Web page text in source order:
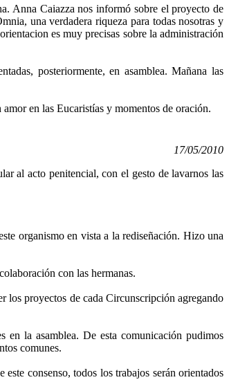
Anna Caiazza nos informó sobre el proyecto de
una verdadera riqueza para todas nosotras y
es muy precisas sobre la administración
posteriormente, en asamblea. Mañana las
en las Eucaristías y momentos de oración.
17/05/2010
al acto penitencial, con el gesto de lavarnos las
organismo en vista a la rediseñación. Hizo una
con las hermanas.
los proyectos de cada Circunscripción agregando
en la asamblea. De esta comunicación pudimos
comunes.
consenso, todos los trabajos serán orientados